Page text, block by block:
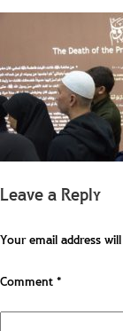
Leave a Reply
Your email address
Comment*